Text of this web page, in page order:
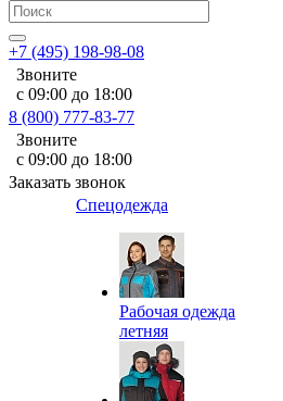
+7 (495) 198-98-08
Звоните
с 09:00 до 18:00
8 (800) 777-83-77
Звоните
с 09:00 до 18:00
Заказать звонок
Спецодежда
Рабочая одежда
летняя